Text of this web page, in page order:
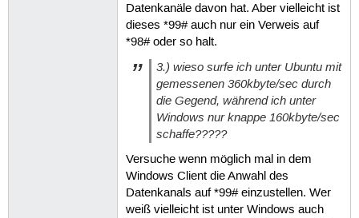
Datenkanäle davon hat. Aber vielleicht ist
dieses *99# auch nur ein Verweis auf
*98# oder so halt.
3.) wieso surfe ich unter Ubuntu mit
gemessenen 360kbyte/sec durch
die Gegend, während ich unter
Windows nur knappe 160kbyte/sec
schaffe?????
Versuche wenn möglich mal in dem
Windows Client die Anwahl des
Datenkanals auf *99# einzustellen. Wer
weiß vielleicht ist unter Windows auch